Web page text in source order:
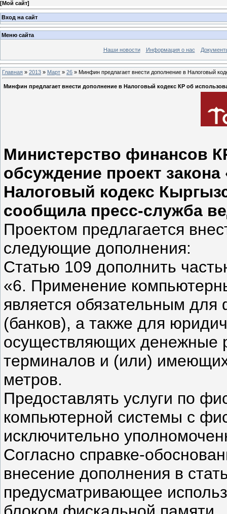
[Мой сайт]
Вход на сайт
Меню сайта
Наши новости Информация о нас
Главная » 2013 » Март » 26 » Минфин предлагает внести дополнение в Налоговый
Минфин предлагает внести дополнение в Налоговый кодекс КР об
Министерство финансов
обсуждение проект
Налоговый кодекс
сообщила пресс-служба
Проектом предлагается
следующие дополнения:
Статью 109 дополнить
«6. Применение
является обязательным
(банков), а также для
осуществляющих денежные
терминалов и (или)
метров.
Предоставлять услуги по
компьютерной системы с
исключительно
Согласно справке-
внесение дополнения в
предусматривающее